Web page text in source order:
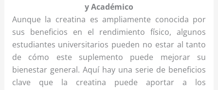
y Académico
Aunque la creatina es ampliamente conocida por
sus beneficios en el rendimiento físico, algunos
estudiantes universitarios pueden no estar al tanto
de cómo este suplemento puede mejorar su
bienestar general. Aquí hay una serie de beneficios
clave que la creatina puede aportar a los